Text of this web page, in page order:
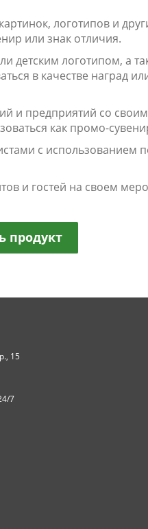
логотипов и
или знак отличия.
логотипом, а
в качестве наград
и предприятий со
как промо-
с
и гостей на своем
продукт
15
7